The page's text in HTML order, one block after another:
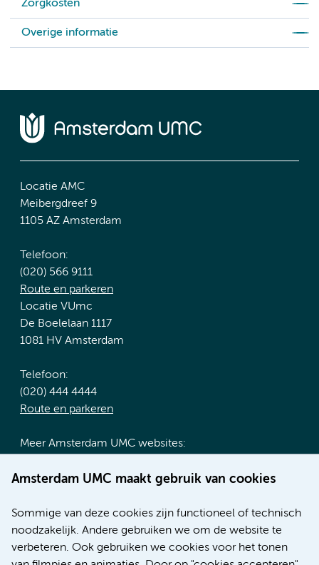
Amsterdam UMC maakt gebruik van cookies
Sommige van deze cookies zijn functioneel of technisch
noodzakelijk. Andere gebruiken we om de website te
verbeteren. Ook gebruiken we cookies voor het tonen
Zorgkosten
Overige informatie
Locatie AMC
Meibergdreef 9
1105 AZ Amsterdam
Telefoon:
(020) 566 9111
Route en parkeren
Locatie VUmc
De Boelelaan 1117
1081 HV Amsterdam
Telefoon:
(020) 444 4444
Route en parkeren
Meer Amsterdam UMC websites:
Werken bij Amsterdam UMC
Nieuws
Research
Educatie locatie AMC
Educatie locatie VUmc